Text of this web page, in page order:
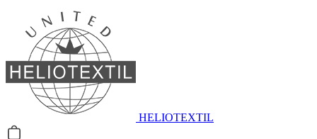
HELIOTEXTIL